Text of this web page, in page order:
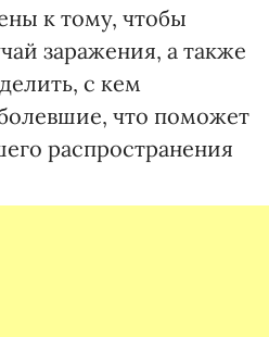
к тому, чтобы
заражения, а также
с кем
что поможет
распространения